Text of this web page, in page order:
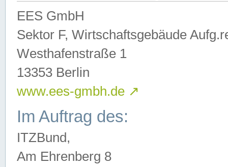
EES GmbH
Sektor F, Wirtschaftsgebäude
Westhafenstraße 1
13353 Berlin
www.ees-gmbh.de ↗
Im Auftrag des:
ITZBund,
Am Ehrenberg 8